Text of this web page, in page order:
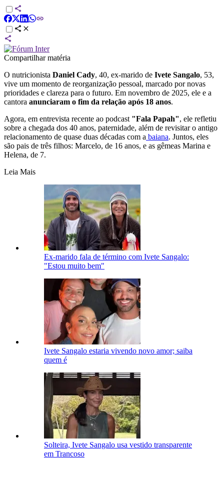
Compartilhar matéria
O nutricionista Daniel Cady, 40, ex-marido de Ivete Sangalo, 53,
vive um momento de reorganização pessoal, marcado por novas
prioridades e clareza para o futuro. Em novembro de 2025, ele e a
cantora anunciaram o fim da relação após 18 anos.
Agora, em entrevista recente ao podcast "Fala Papah", ele refletiu
sobre a chegada dos 40 anos, paternidade, além de revisitar o antigo
relacionamento de quase duas décadas com a baiana. Juntos, eles
são pais de três filhos: Marcelo, de 16 anos, e as gêmeas Marina e
Helena, de 7.
Leia Mais
Ex-marido fala de término com Ivete Sangalo:
"Estou muito bem"
Ivete Sangalo estaria vivendo novo amor; saiba
quem é
Solteira, Ivete Sangalo usa vestido transparente
em Trancoso